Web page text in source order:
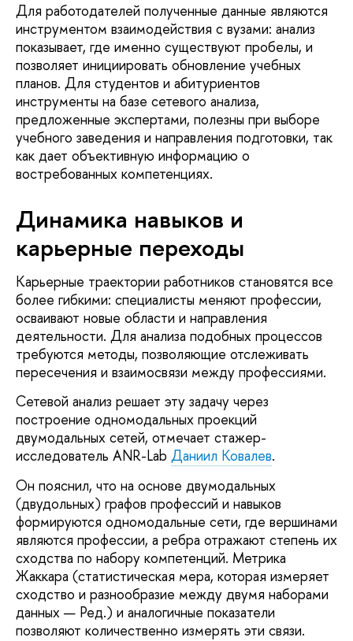
Для работодателей полученные данные являются
инструментом взаимодействия с вузами: анализ
показывает, где именно существуют пробелы, и
позволяет инициировать обновление учебных
планов. Для студентов и абитуриентов
инструменты на базе сетевого анализа,
предложенные экспертами, полезны при выборе
учебного заведения и направления подготовки, так
как дает объективную информацию о
востребованных компетенциях.
Динамика навыков и
карьерные переходы
Карьерные траектории работников становятся все
более гибкими: специалисты меняют профессии,
осваивают новые области и направления
деятельности. Для анализа подобных процессов
требуются методы, позволяющие отслеживать
пересечения и взаимосвязи между профессиями.
Сетевой анализ решает эту задачу через
построение одномодальных проекций
двумодальных сетей, отмечает стажер-
исследователь ANR-Lab Даниил Ковалев.
Он пояснил, что на основе двумодальных
(двудольных) графов профессий и навыков
формируются одномодальные сети, где вершинами
являются профессии, а ребра отражают степень их
сходства по набору компетенций. Метрика
Жаккара (статистическая мера, которая измеряет
сходство и разнообразие между двумя наборами
данных — Ред.) и аналогичные показатели
позволяют количественно измерять эти связи.